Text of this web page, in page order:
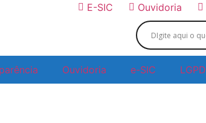
E-SIC Ouvidoria
Ouvidoria e-SIC LGPD